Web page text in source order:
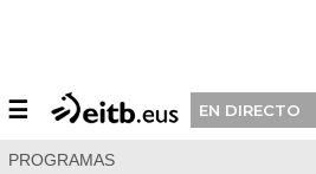
☰ EN DIRECTO
PROGRAMAS